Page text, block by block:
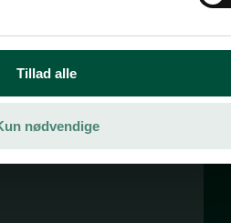
Tillad alle
nødvendige
+Fri – samler 23
Media deres digitale indhold i ét